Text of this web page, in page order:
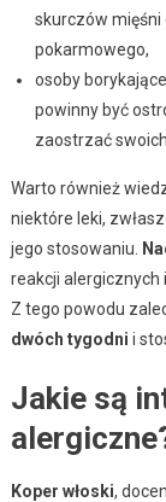
skurczów mięśni
pokarmowego,
osoby
powinny być
zaostrzać
Warto również
niektóre leki,
jego stosowaniu.
reakcji alergicznych
Z tego powodu
dwóch tygodni i
Jakie są
Koper włoski,